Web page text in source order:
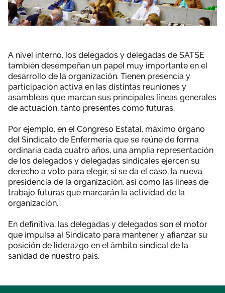
A nivel interno, los delegados y delegadas de SATSE
también desempeñan un papel muy importante en el
desarrollo de la organización. Tienen presencia y
participación activa en las distintas reuniones y
asambleas que marcan sus principales líneas generales
de actuación, tanto presentes como futuras.
Por ejemplo, en el Congreso Estatal, máximo órgano
del Sindicato de Enfermería que se reúne de forma
ordinaria cada cuatro años, una amplia representación
de los delegados y delegadas sindicales ejercen su
derecho a voto para elegir, si se da el caso, la nueva
presidencia de la organización, así como las líneas de
trabajo futuras que marcarán la actividad de la
organización.
En definitiva, las delegadas y delegados son el motor
que impulsa al Sindicato para mantener y afianzar su
posición de liderazgo en el ámbito sindical de la
sanidad de nuestro país.